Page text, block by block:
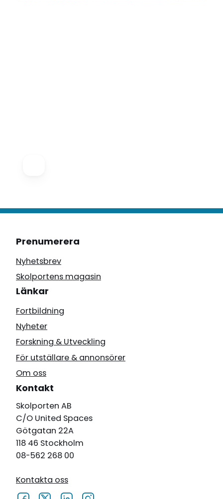
Prenumerera
Nyhetsbrev
Skolportens magasin
Länkar
Fortbildning
Nyheter
Forskning & Utveckling
För utställare & annonsörer
Om oss
Kontakt
Skolporten AB
C/O United Spaces
Götgatan 22A
118 46 Stockholm
08-562 268 00
Kontakta oss